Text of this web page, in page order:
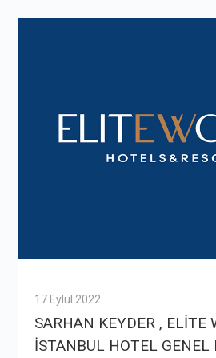
17 Eylül 2022
SARHAN KEYDER , ELİTE
İSTANBUL HOTEL GENEL